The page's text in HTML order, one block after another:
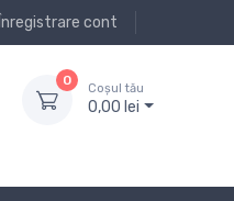
Înregistrare cont
0
Coșul tău
0,00 lei